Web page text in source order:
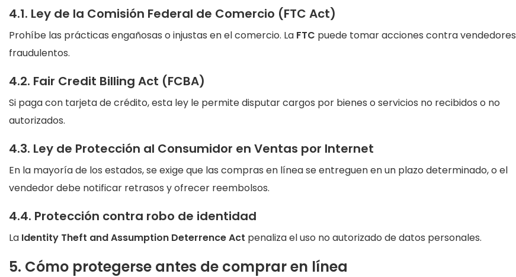
4.1. Ley de la Comisión Federal de Comercio (FTC Act)
Prohíbe las prácticas engañosas o injustas en el comercio. La FTC puede tomar acciones contra vendedores
fraudulentos.
4.2. Fair Credit Billing Act (FCBA)
Si paga con tarjeta de crédito, esta ley le permite disputar cargos por bienes o servicios no recibidos o no
autorizados.
4.3. Ley de Protección al Consumidor en Ventas por Internet
En la mayoría de los estados, se exige que las compras en línea se entreguen en un plazo determinado, o el
vendedor debe notificar retrasos y ofrecer reembolsos.
4.4. Protección contra robo de identidad
La Identity Theft and Assumption Deterrence Act penaliza el uso no autorizado de datos personales.
5. Cómo protegerse antes de comprar en línea